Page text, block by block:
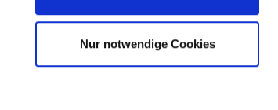
Nur notwendige Cookies